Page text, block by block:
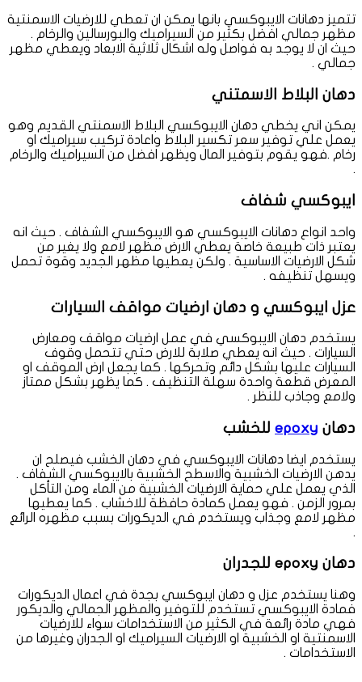
تتميز دهانات الايبوكسي بانها يمكن ان تعطي للارضيات الاسمنتية
مظهر جمالي افضل بكثير من السيراميك والبورسالين والرخام .
حيث ان لا يوجد به فواصل وله اشكال ثلاثية الابعاد ويعطي مظهر
جمالي .
دهان البلاط الاسمتني
يمكن اني يخطي دهان الايبوكسي البلاط الاسمنتي القديم وهو
يعمل علي توفير سعر تكسير البلاط واعادة تركيب سيراميك او
رخام .فهو يقوم بتوفير المال ويظهر افضل من السيراميك والرخام
.
ايبوكسي شفاف
واحد انواع دهانات الايبوكسي هو الايبوكسي الشفاف . حيث انه
يعتبر ذات طبيعة خاصة يعطي الارض مظهر لامع ولا يغير من
شكل الارضيات الاساسية . ولكن يعطيها مظهر الجديد وقوة تحمل
ويسهل تنظيفه .
عزل ايبوكسي و دهان ارضيات مواقف السيارات
يستخدم دهان الايبوكسي في عمل ارضيات مواقف ومعارض
السيارات . حيث انه يعطي صلابة للارض حتي تتحمل وقوف
السيارات عليها بشكل دائم وتحركها . كما يجعل ارض الموقف او
المعرض قطعة واحدة سهلة التنظيف . كما يظهر بشكل ممتاز
ولامع وجاذب للنظر .
دهان epoxy للخشب
يستخدم ايضا دهانات الايبوكسي في دهان الخشب فيصلح ان
يدهن الارضيات الخشبية والاسطح الخشبية بالايبوكسي الشفاف .
الذي يعمل علي حماية الارضيات الخشبية من الماء ومن التأكل
بمرور الزمن . فهو يعمل كمادة حافظة للاخشاب . كما يعطيها
مظهر لامع وجذاب ويستخدم في الديكورات بسبب مظهره الرائع
.
دهان epoxy للجدران
وهنا يستخدم عزل و دهان ايبوكسي بجدة في اعمال الديكورات
فمادة الايبوكسي تستخدم للتوفير والمظهر الجمالي والديكور
فهي مادة رائعة في الكثير من الاستخدامات سواء للارضيات
الاسمنتية او الخشبية او الارضيات السيراميك او الجدران وغيرها من
الاستخدامات .